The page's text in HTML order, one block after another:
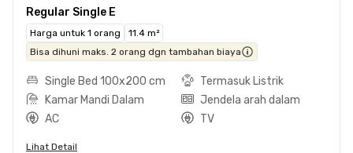
Regular Single E
Harga untuk 1 orang
11.4 m²
Bisa dihuni maks. 2 orang dgn tambahan biaya
Single Bed 100x200 cm
Termasuk Listrik
Kamar Mandi Dalam
Jendela arah dalam
AC
TV
Lihat Detail